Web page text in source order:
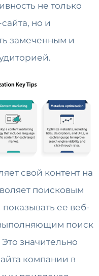
не только
но и
замеченным и
свой контент на
поисковым
ее веб-
поиск
значительно
компании в